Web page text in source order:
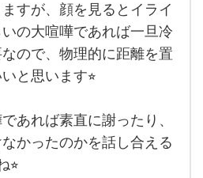
すが、顔を見るとイライ
の大喧嘩であれば一旦冷
ので、物理的に距離を置
と思います⭐︎
あれば素直に謝ったり、
かったのかを話し合える
⭐︎